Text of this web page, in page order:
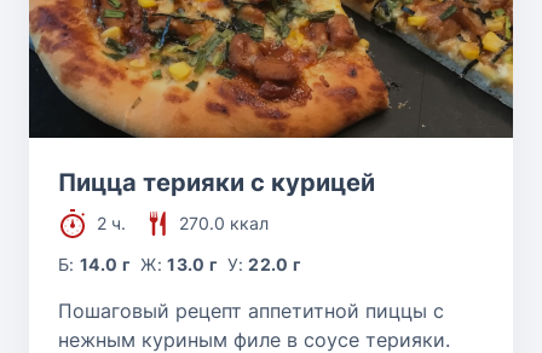
Пицца терияки с курицей
2 ч.
270.0 ккал
Б:14.0 г Ж:13.0 г У:22.0 г
Пошаговый рецепт аппетитной пиццы с
нежным куриным филе в соусе терияки.